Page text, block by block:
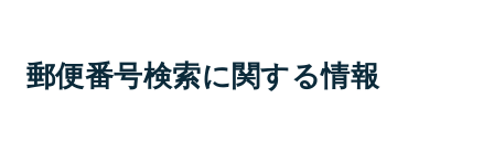
郵便番号検索に関する情報